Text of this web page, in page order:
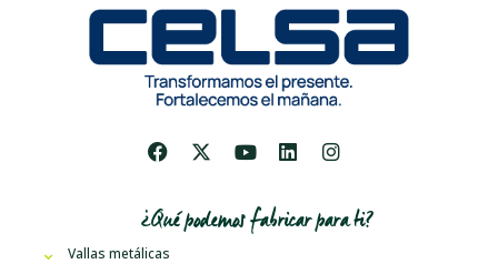
¿Qué podemos fabricar para ti?
Vallas metálicas